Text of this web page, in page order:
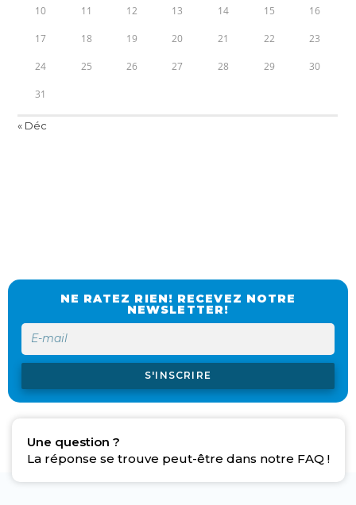
10 11 12 13 14 15 16
17 18 19 20 21 22 23
24 25 26 27 28 29 30
31
« Déc
NE RATEZ RIEN! RECEVEZ NOTRE
NEWSLETTER!
S'INSCRIRE
Une question ?
La réponse se trouve peut-être dans notre FAQ !